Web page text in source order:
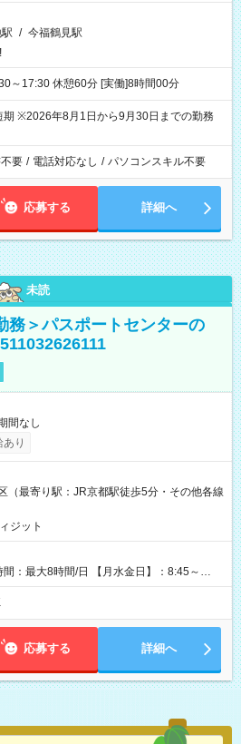
/ 今福鶴見駅
～17:30 休憩60分 [実働]8時間00分
期 ※2026年8月1日から9月30日までの勤務
要 / 電話対応なし / パソコンスキル不要
応募する 詳細へ
未読
務＞パスポートセンターの
間なし
り
（最寄り駅：JR京都駅徒歩5分・その他各線
ジット
：最大8時間/日 【月水金日】：8:45～
OK、シフト制 ※扶養内
応募する 詳細へ